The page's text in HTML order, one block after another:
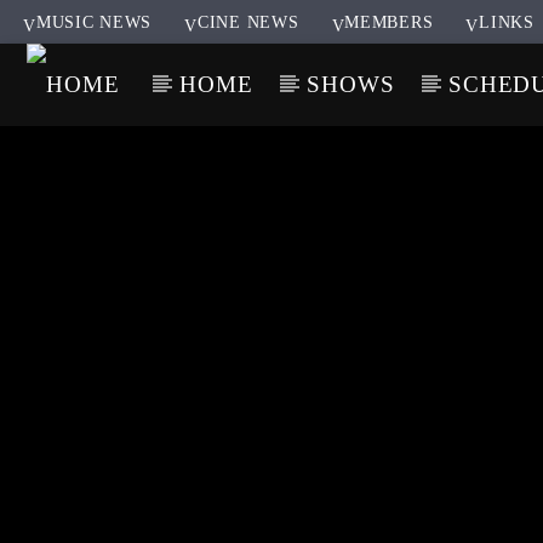
MUSIC NEWS CINE NEWS MEMBERS LINKS
HOME SHOWS